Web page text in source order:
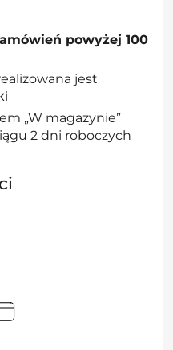
powyżej 100
jest
„W magazynie”
2 dni roboczych